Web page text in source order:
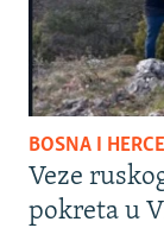
BOSNA I
Veze
pokreta u